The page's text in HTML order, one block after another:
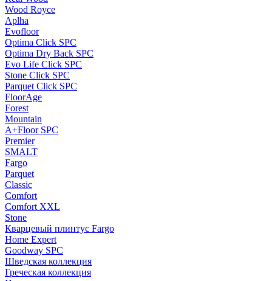
Wood Royce
Aplha
Evofloor
Optima Click SPC
Optima Dry Back SPC
Evo Life Click SPC
Stone Click SPC
Parquet Click SPC
FloorAge
Forest
Mountain
A+Floor SPC
Premier
SMALT
Fargo
Parquet
Classic
Comfort
Comfort XXL
Stone
Кварцевый плинтус Fargo
Home Expert
Goodway SPC
Шведская коллекция
Греческая коллекция